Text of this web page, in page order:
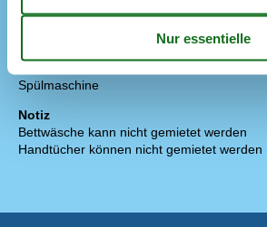
Elektroherd
Spülmaschine
Notiz
Bettwäsche kann nicht gemietet werden
Handtücher können nicht gemietet werden